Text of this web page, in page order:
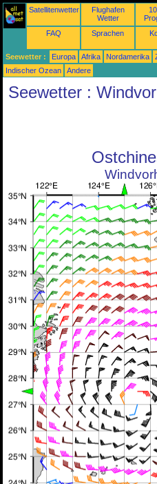
Satellitenwetter
Flughafen
Wetter
FAQ Sprachen
Seewetter : Europa Afrika Nordamerika
Indischer Ozean
Andere
Seewetter :